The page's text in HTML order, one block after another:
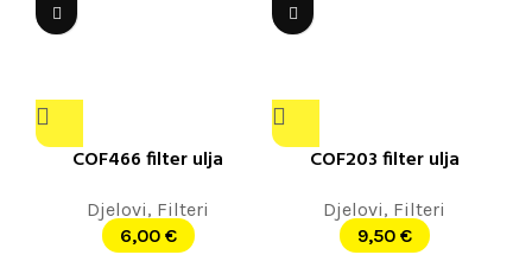
COF466 filter ulja
Djelovi, Filteri
6,00 €
COF203 filter ulja
Djelovi, Filteri
9,50 €